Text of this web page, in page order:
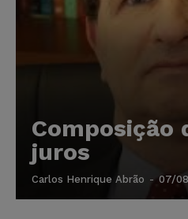
Composição
juros
Carlos Henrique Abrão - 07/